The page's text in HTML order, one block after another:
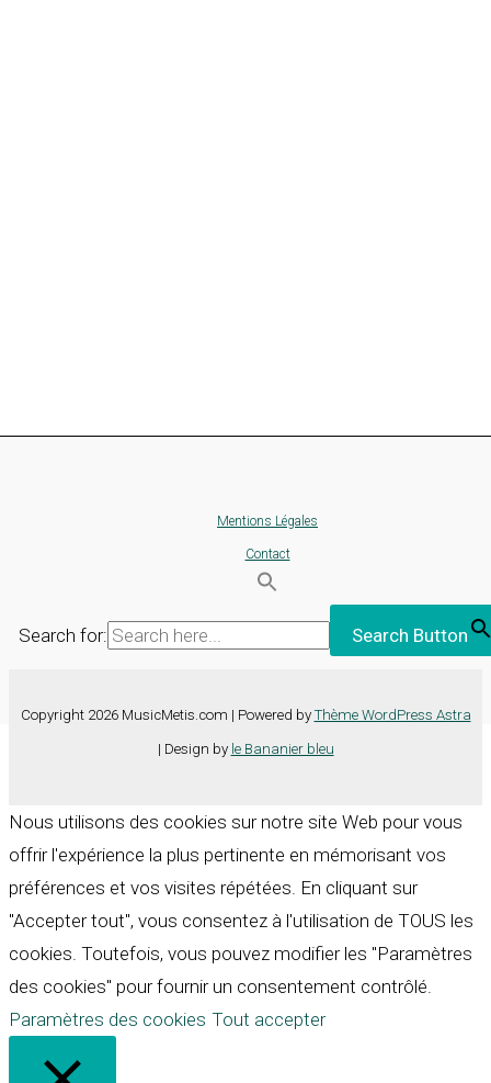
Mentions Légales
Contact
Search for: Search Button
Copyright 2026 MusicMetis.com | Powered by Thème WordPress Astra
| Design by le Bananier bleu
Nous utilisons des cookies sur notre site Web pour vous
offrir l'expérience la plus pertinente en mémorisant vos
préférences et vos visites répétées. En cliquant sur
"Accepter tout", vous consentez à l'utilisation de TOUS les
cookies. Toutefois, vous pouvez modifier les "Paramètres
des cookies" pour fournir un consentement contrôlé.
Paramètres des cookies Tout accepter